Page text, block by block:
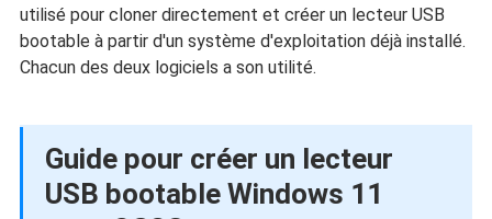
utilisé pour cloner directement et créer un lecteur USB
bootable à partir d'un système d'exploitation déjà installé.
Chacun des deux logiciels a son utilité.
Guide pour créer un lecteur
USB bootable Windows 11